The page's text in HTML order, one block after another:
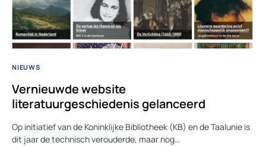
NIEUWS
Vernieuwde website
literatuurgeschiedenis gelanceerd
Op initiatief van de Koninklijke Bibliotheek (KB) en de Taalunie is
dit jaar de technisch verouderde, maar nog…